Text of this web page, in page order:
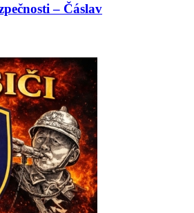
– Čáslav